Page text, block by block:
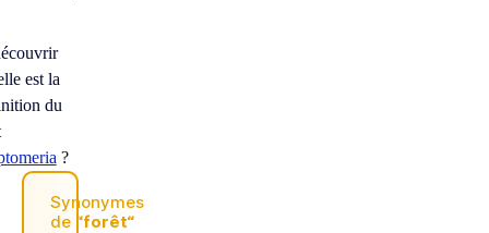
est la
du
?
Synonymes
de “forêt“